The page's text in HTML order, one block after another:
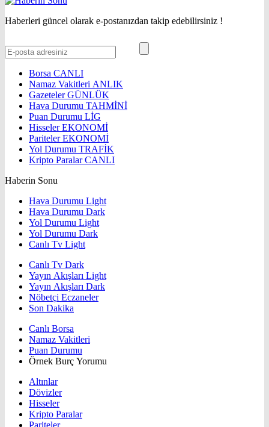
Haberleri güncel olarak e-postanızdan takip edebilirsiniz !
Borsa CANLI
Namaz Vakitleri ANLIK
GazetelerGÜNLÜK
Hava Durumu TAHMİNİ
Puan Durumu LİG
HisselerEKONOMİ
ParitelerEKONOMİ
Yol Durumu TRAFİK
Kripto ParalarCANLI
Haberin Sonu
Hava Durumu Light
Hava Durumu Dark
Yol Durumu Light
Yol Durumu Dark
Canlı Tv Light
Canlı Tv Dark
Yayın Akışları Light
Yayın Akışları Dark
Nöbetçi Eczaneler
Son Dakika
Canlı Borsa
Namaz Vakitleri
Puan Durumu
Örnek Burç Yorumu
Altınlar
Dövizler
Hisseler
Kripto Paralar
Pariteler